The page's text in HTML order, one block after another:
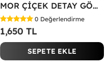
MOR ÇİÇEK DETAY GÖMLEK ELBİSE Beyaz
0 Değerlendirme
1,650 TL
SEPETE EKLE